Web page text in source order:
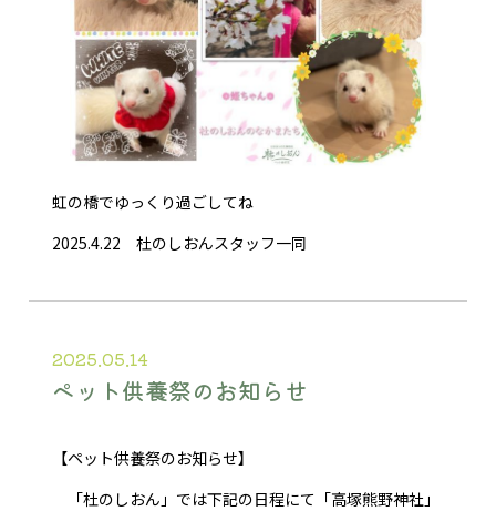
虹の橋でゆっくり過ごしてね
2025.4.22 杜のしおんスタッフ一同
2025.05.14
ペット供養祭のお知らせ
【ペット供養祭のお知らせ】
「杜のしおん」では下記の日程にて「高塚熊野神社」